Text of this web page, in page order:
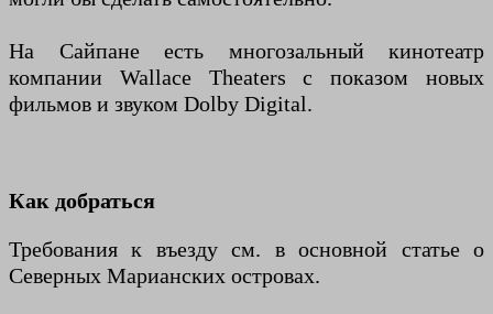
На Сайпане есть многозальный кинотеатр
компании Wallace Theaters с показом новых
фильмов и звуком Dolby Digital.
Как добраться
Требования к въезду см. в основной статье о
Северных Марианских островах.